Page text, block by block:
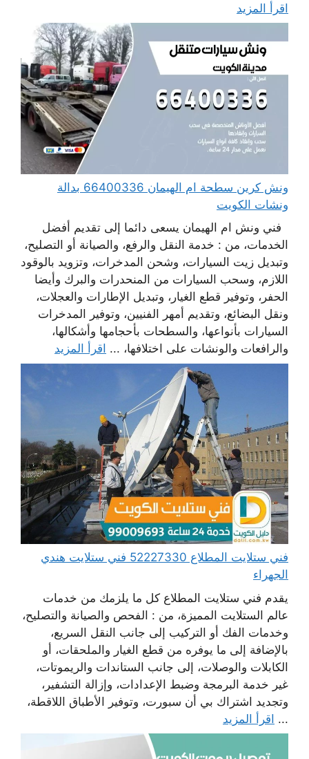
اقرأ المزيد
ونش كرين سطحة ام الهيمان 66400336 بدالة
ونشات الكويت
فني ونش ام الهيمان يسعى دائما إلى تقديم أفضل
الخدمات، من : خدمة النقل والرفع، والصيانة أو التصليح،
وتبديل زيت السيارات، وشحن المدخرات، وتزويد بالوقود
اللازم، وسحب السيارات من المنحدرات والبرك وأيضا
الحفر، وتوفير قطع الغيار، وتبديل الإطارات والعجلات،
ونقل البضائع، وتقديم أمهر الفنيين، وتوفير المدخرات
السيارات بأنواعها، والسطحات بأحجامها وأشكالها،
والرافعات والونشات على اختلافها، ... اقرأ المزيد
فني ستلايت المطلاع 52227330 فني ستلايت هندي
الجهراء
يقدم فني ستلايت المطلاع كل ما يلزمك من خدمات
عالم الستلايت المميزة، من : الفحص والصيانة والتصليح،
وخدمات الفك أو التركيب إلى جانب النقل السريع،
بالإضافة إلى ما يوفره من قطع الغيار والملحقات، أو
الكابلات والوصلات، إلى جانب الستاندات والريموتات،
غير خدمة البرمجة وضبط الإعدادات، وإزالة التشفير،
وتجديد اشتراك بي أن سبورت، وتوفير الأطباق اللاقطة،
... اقرأ المزيد